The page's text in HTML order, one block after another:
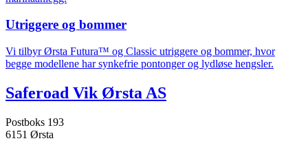
Utriggere og bommer
Vi tilbyr Ørsta Futura™ og Classic utriggere og bommer, hvor
begge modellene har synkefrie pontonger og lydløse hengsler.
Saferoad Vik Ørsta AS
Postboks 193
6151 Ørsta